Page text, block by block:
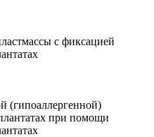
с фиксацией
(гипоаллергенной)
при помощи